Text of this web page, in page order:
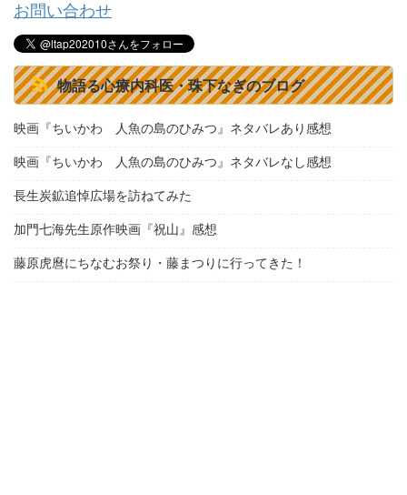
お問い合わせ
物語る心療内科医・珠下なぎのブログ
映画『ちいかわ 人魚の島のひみつ』ネタバレあり感想
映画『ちいかわ 人魚の島のひみつ』ネタバレなし感想
長生炭鉱追悼広場を訪ねてみた
加門七海先生原作映画『祝山』感想
藤原虎麿にちなむお祭り・藤まつりに行ってきた！